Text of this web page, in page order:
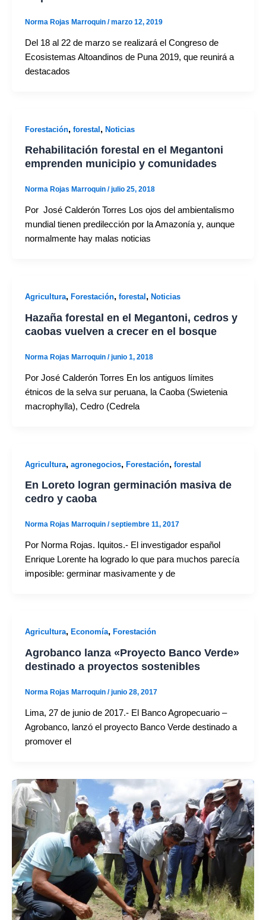
Norma Rojas Marroquin /marzo 12, 2019
Del 18 al 22 de marzo se realizará el Congreso de
Ecosistemas Altoandinos de Puna 2019, que reunirá a
destacados
Forestación, forestal, Noticias
Rehabilitación forestal en el Megantoni
emprenden municipio y comunidades
Norma Rojas Marroquin /julio 25, 2018
Por José Calderón Torres Los ojos del ambientalismo
mundial tienen predilección por la Amazonía y, aunque
normalmente hay malas noticias
Agricultura, Forestación, forestal , Noticias
Hazaña forestal en el Megantoni, cedros y
caobas vuelven a crecer en el bosque
Norma Rojas Marroquin /junio 1, 2018
Por José Calderón Torres En los antiguos límites
étnicos de la selva sur peruana, la Caoba (Swietenia
macrophylla), Cedro (Cedrela
Agricultura, agronegocios, Forestación, forestal
En Loreto logran germinación masiva de
cedro y caoba
Norma Rojas Marroquin /septiembre 11, 2017
Por Norma Rojas. Iquitos.- El investigador español
Enrique Lorente ha logrado lo que para muchos parecía
imposible: germinar masivamente y de
Agricultura, Economía, Forestación
Agrobanco lanza «Proyecto Banco Verde»
destinado a proyectos sostenibles
Norma Rojas Marroquin /junio 28, 2017
Lima, 27 de junio de 2017.- El Banco Agropecuario –
Agrobanco, lanzó el proyecto Banco Verde destinado a
promover el